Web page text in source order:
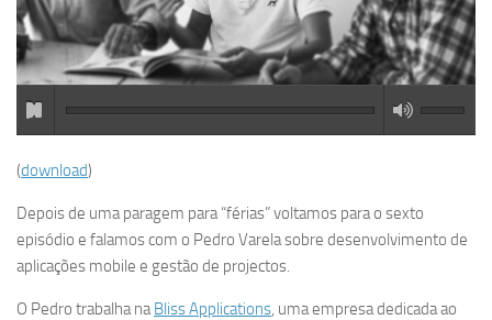
(download)
Depois de uma paragem para “férias” voltamos para o sexto
episódio e falamos com o Pedro Varela sobre desenvolvimento de
aplicações mobile e gestão de projectos.
O Pedro trabalha naBliss Applications, uma empresa dedicada ao